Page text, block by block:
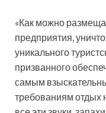
«Как можно
предприятия,
уникального
призванного
самым
требованиям отдых